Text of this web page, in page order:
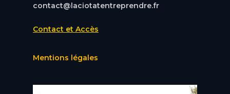
contact@laciotatentreprendre.fr
Contact et Accès
Mentions légales